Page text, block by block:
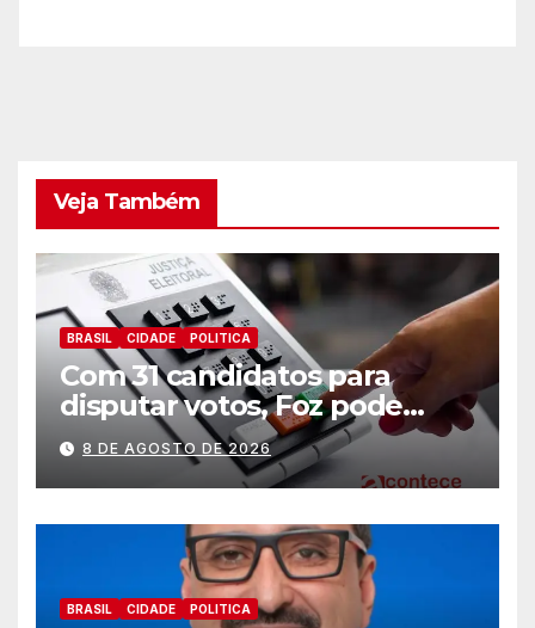
Veja Também
BRASIL CIDADE POLITICA
Com 31 candidatos para
disputar votos, Foz pode
perder representatividade
8 DE AGOSTO DE 2026
BRASIL CIDADE POLITICA